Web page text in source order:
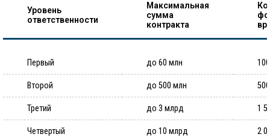
Уровень
ответственности
Максимальная
сумма
контракта
Первый до 60 млн
Второй до 500 млн
Третий до 3 млрд 1
Четвертый до 10 млрд 2